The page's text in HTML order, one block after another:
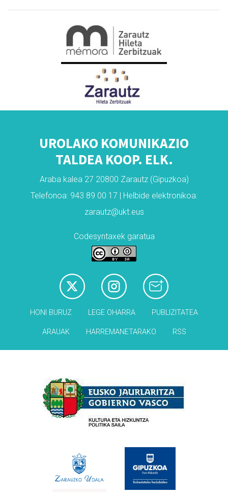
UROLAKO KOMUNIKAZIO
TALDEA KOOP. ELK.
Araba kalea 27 20800 Zarautz (Gipuzkoa)
Telefonoa: 943 89 00 17 | Helbide elektronikoa:
zarautz@ukt.eus
Codesyntaxek garatua
HONI BURUZ LEGE OHARRA PUBLIZITATEA
ARAUAK HARREMANETARAKO RSS